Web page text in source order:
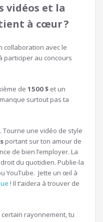
vidéos et la
à cœur ?
collaboration avec le
participer au concours
de 1500 $ et un
surtout pas ta
Tourne une vidéo de style
portant sur ton amour de
de bien l’employer. La
du quotidien. Publie-la
YouTube. Jette un œil à
! Il t’aidera à trouver de
rayonnement, tu